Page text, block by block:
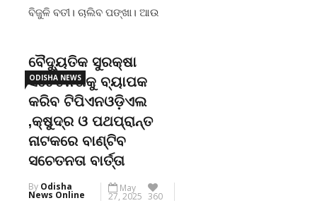
ବିଜୁଳି ବତୀ। ଚାଲିବ ପଙ୍ଖା। ଆଉ
ପିଏମ୍ ସୂର୍ଯ୍ୟ ଘର ମୁଫ୍ତ ବିଜୁଳି
ଯୋଜନା ଅଧୀନରେ ଘର ଛାତରେ
ସୋଲାର ପ୍ୟାନେଲ ସ୍ଥାପନାକୁ
ପ୍ରୋତ୍ସାହିତ କରିବା ପାଇଁ ଟାଟା ପାୱାର
ଓ ଓଡ଼ିଶା ସରକାରଙ୍କ ଯୌଥ
ଉଦ୍ୟୋଗ ଟିପି ନର୍ଦର୍ଣ୍ଣ ଓଡ଼ିଶା
ଡିଷ୍ଟ୍ରିବ୍ୟୁସନ୍ ଲିମିଟେଡ
(ଟିପିଏନଓଡିଏଲ୍) ବିଶେଷ ଗୁରୁତ୍ଵ
ODISHA NEWS
ବୈଦ୍ୟୁତିକ ସୁରକ୍ଷା
ସଚେତନତାକୁ ବ୍ୟାପକ
କରିବ ଟିପିଏନଓଡ଼ିଏଲ
,କ୍ଷୁଦ୍ର ଓ ପଥପ୍ରାନ୍ତ
ନାଟକରେ ବାଣ୍ଟିବ
ସଚେତନତା ବାର୍ତ୍ତା
By Odisha
News Online
May
27, 2025 360